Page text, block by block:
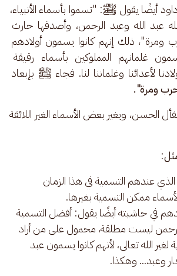
أيضًا يقول ﷺ: "تسموا بأسماء الأنبياء،
عبد الله وعبد الرحمن، وأصدقها حارث
ومرة"، ذلك إنهم كانوا يسمون أولادهم
غلمانهم المملوكين بأسماء رقيقة
لأعدائنا وغلماننا لنا. فجاء ﷺ بإبعاد
ومرة".
الحسن، ويغير بعض الأسماء الغير اللائقة
:
عندهم التسمية في هذا الزمان
ممكن التسمية بغيرها.
في حاشيته أيضًا يقول: أفضل التسمية
ليست مطلقة، محمول على من أراد
لغير الله تعالى، لأنهم كانوا يسمون عبد
وعبد... وهكذا.